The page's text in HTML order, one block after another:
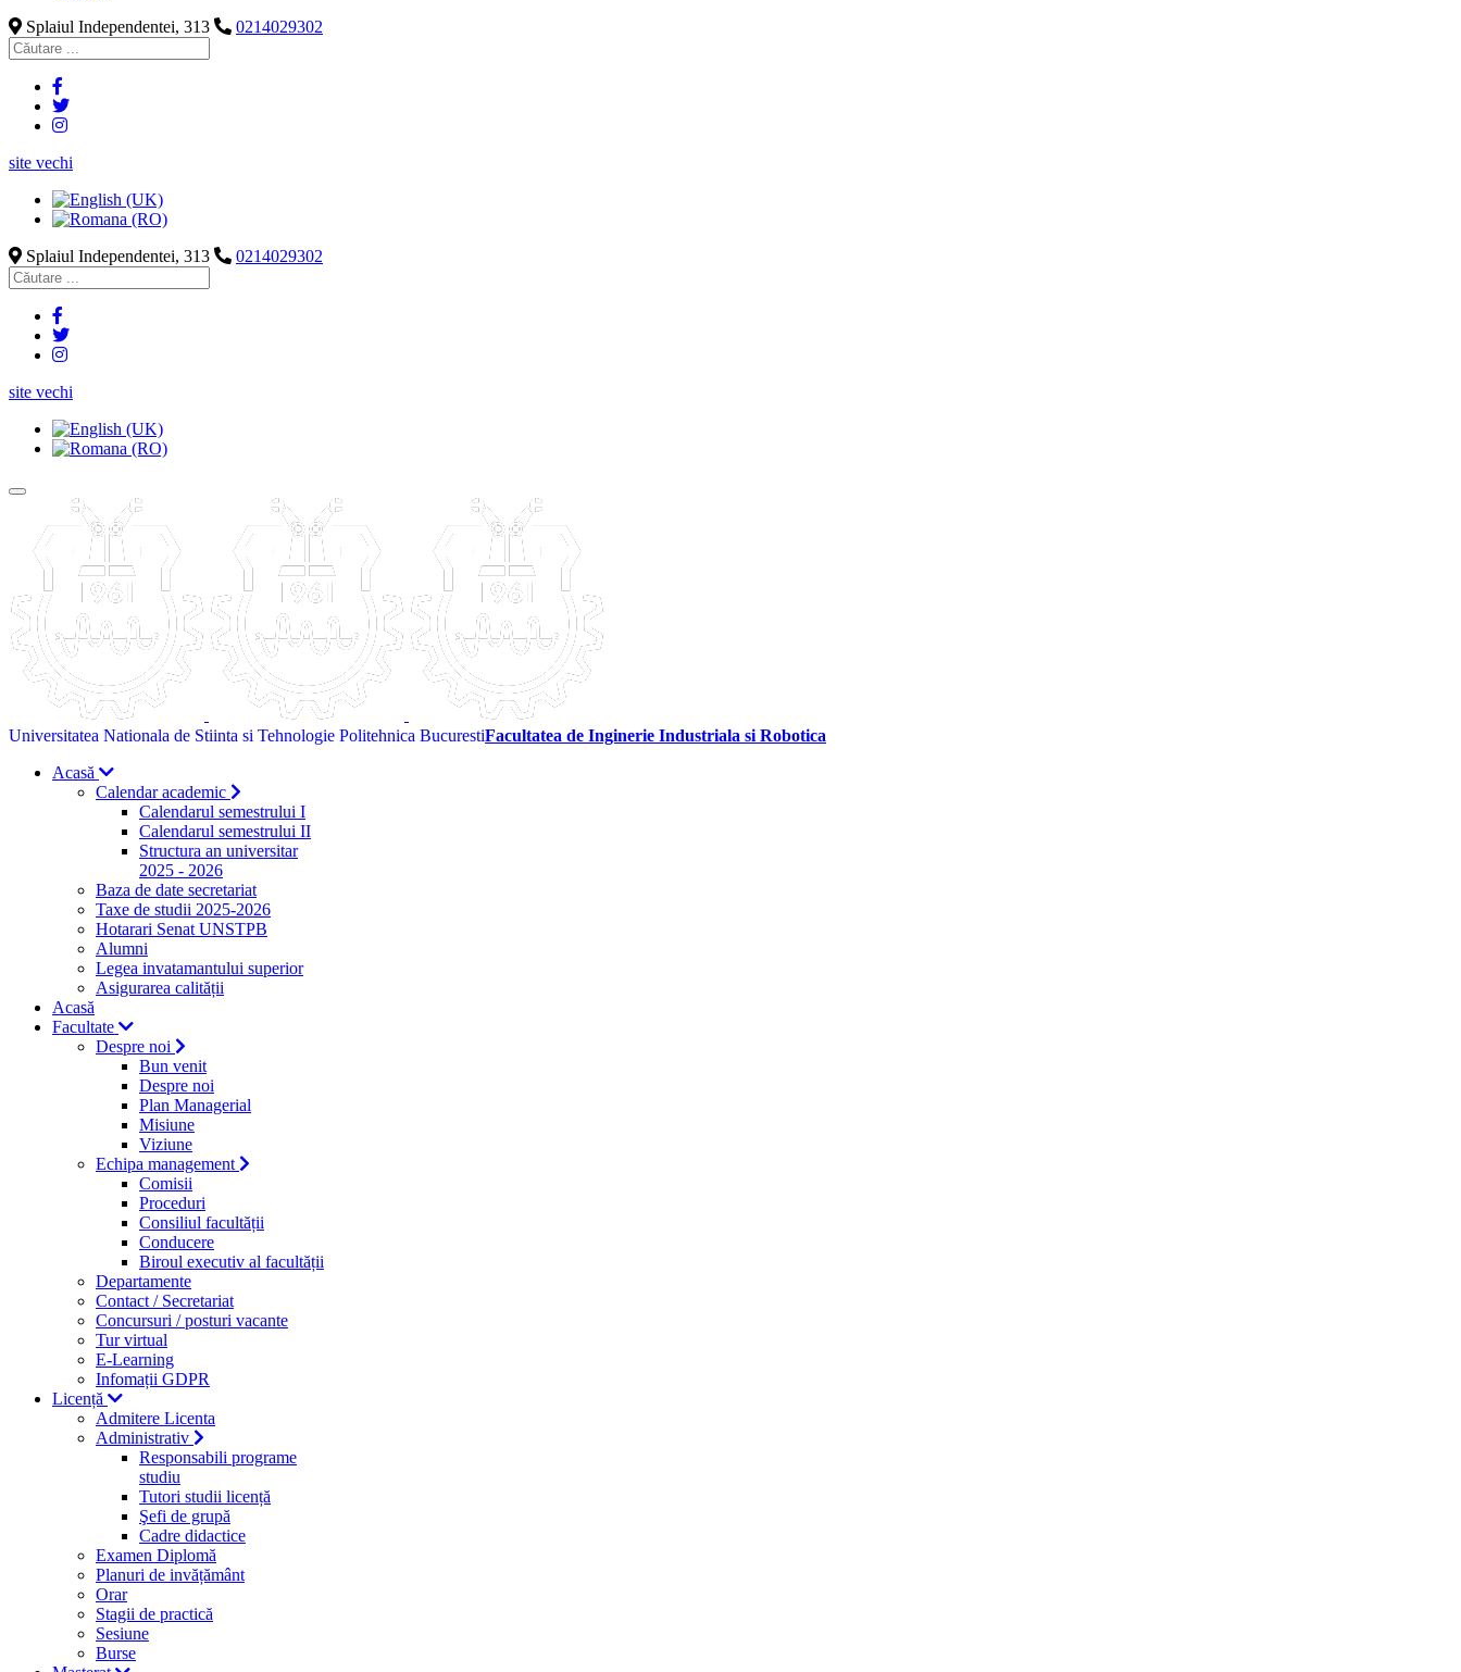
Splaiul Independentei, 313
0214029302
site vechi
Splaiul Independentei, 313 0214029302
site vechi
Universitatea Nationala de Stiinta si Tehnologie Politehnica BucurestiFacultatea de Inginerie Industriala si Robotica
Acasă
Calendar academic
Calendarul semestrului I
Calendarul semestrului II
Structura an universitar
2025 - 2026
Baza de date secretariat
Taxe de studii 2025-2026
Hotarari Senat UNSTPB
Alumni
Legea invatamantului superior
Asigurarea calității
Acasă
Facultate
Despre noi
Bun venit
Despre noi
Plan Managerial
Misiune
Viziune
Echipa management
Comisii
Proceduri
Consiliul facultății
Conducere
Biroul executiv al facultății
Departamente
Contact / Secretariat
Concursuri / posturi vacante
Tur virtual
E-Learning
Infomații GDPR
Licență
Admitere Licenta
Administrativ
Responsabili programe
studiu
Tutori studii licență
Şefi de grupă
Cadre didactice
Examen Diplomă
Planuri de invățământ
Orar
Stagii de practică
Sesiune
Burse